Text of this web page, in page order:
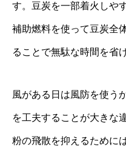
す。豆炭を一部着火しや
補助燃料を使って豆炭全
ることで無駄な時間を省
風がある日は風防を使う
を工夫することが大きな
粉の飛散を抑えるために